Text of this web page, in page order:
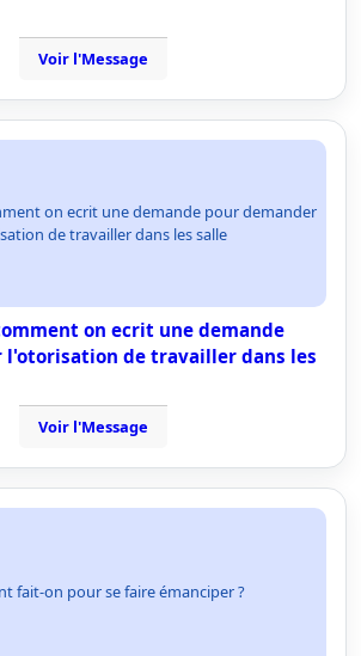
Voir l'Message
on ecrit une demande pour demander
de travailler dans les salle
on ecrit une demande
l'otorisation de travailler dans les
Voir l'Message
fait-on pour se faire émanciper ?